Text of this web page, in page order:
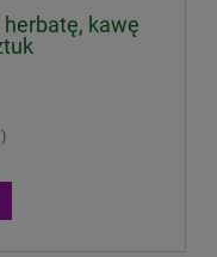
herbatę, kawę